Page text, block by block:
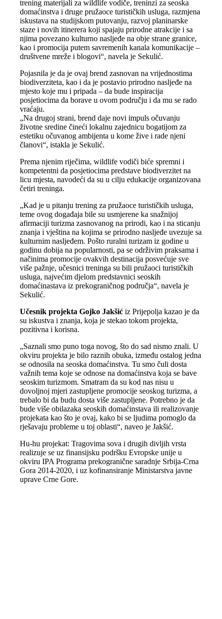
trening materijali za wildlife vodiče, treninzi za seoska
domaćinstva i druge pružaoce turističkih usluga, razmjena
iskustava na studijskom putovanju, razvoj planinarske
staze i novih itinerera koji spajaju prirodne atrakcije i sa
njima povezano kulturno nasljeđe na obje strane granice,
kao i promocija putem savremenih kanala komunikacije –
društvene mreže i blogovi“, navela je Sekulić.
Pojasnila je da je ovaj brend zasnovan na vrijednostima
biodiverziteta, kao i da je postavio prirodno nasljeđe na
mjesto koje mu i pripada – da bude inspiracija
posjetiocima da borave u ovom području i da mu se rado
vraćaju.
„Na drugoj strani, brend daje novi impuls očuvanju
životne sredine čineći lokalnu zajednicu bogatijom za
estetiku očuvanog ambijenta u kome žive i rade njeni
članovi“, istakla je Sekulić.
Prema njenim riječima, wildlife vodiči biće spremni i
kompetentni da posjetiocima predstave biodiverzitet na
licu mjesta, navodeći da su u cilju edukacije organizovana
četiri treninga.
„Kad je u pitanju trening za pružaoce turističkih usluga,
teme ovog događaja bile su usmjerene ka snažnijoj
afirmaciji turizma zasnovanog na prirodi, kao i na sticanju
znanja i vještina na kojima se prirodno nasljeđe uvezuje sa
kulturnim nasljeđem. Pošto ruralni turizam iz godine u
godinu dobija na popularnosti, pa se održivim praksama i
načinima promocije ovakvih destinacija posvećuje sve
više pažnje, učesnici treninga su bili pružaoci turističkih
usluga, najvećim djelom predstavnici seoskih
domaćinastava iz prekograničnog područja“, navela je
Sekulić.
Učesnik projekta Gojko Jakšićiz Prijepolja kazao je da
su iskustva i znanja, koja je stekao tokom projekta,
pozitivna i korisna.
„Saznali smo puno toga novog, što do sad nismo znali. U
okviru projekta je bilo raznih obuka, između ostalog jedna
se odnosila na seoska domaćinstva. Tu smo čuli dosta
važnih tema koje se odnose na domaćinstva koja se bave
seoskim turizmom. Smatram da su kod nas nisu u
dovoljnoj mjeri zastupljene promocije seoskog turizma, a
trebalo bi da budu dosta više zastupljene. Potrebno je da
bude više obilazaka seoskih domaćinstava ili realizovanje
projekata kao što je ovaj, kako bi se ljudima pomoglo da
rješavaju probleme u toj oblasti“, naveo je Jakšić.
Hu-hu projekat: Tragovima sova i drugih divljih vrsta
realizuje se uz finansijsku podršku Evropske unije u
okviru IPA Programa prekogranične saradnje Srbija-Crna
Gora 2014-2020, i uz kofinansiranje Ministarstva javne
uprave Crne Gore.